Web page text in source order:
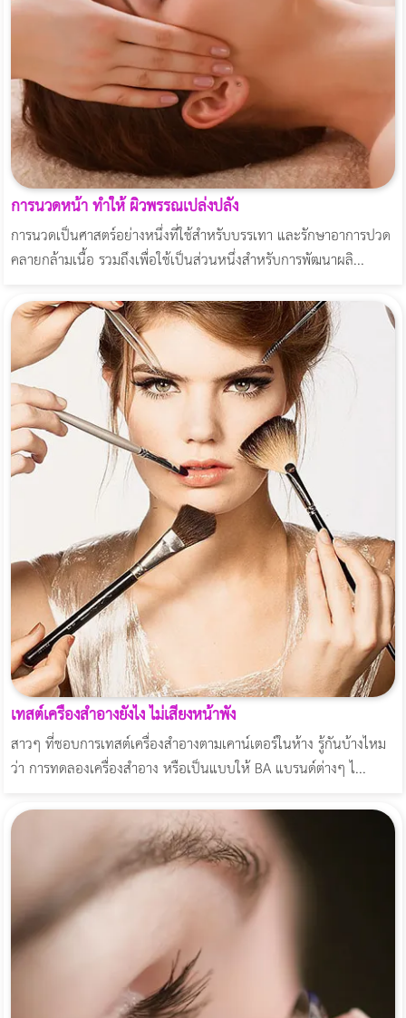
การนวดหน้า ทำให้ ผิวพรรณเปล่งปลั่ง
การนวดเป็นศาสตร์อย่างหนึ่งที่ใช้สำหรับบรรเทา และรักษาอาการปวด
คลายกล้ามเนื้อ รวมถึงเพื่อใช้เป็นส่วนหนึ่งสำหรับการพัฒนาผลิ...
เทสต์เครื่องสำอางยังไง ไม่เสี่ยงหน้าพัง
สาวๆ ที่ชอบการเทสต์เครื่องสำอางตามเคาน์เตอร์ในห้าง รู้กันบ้างไหม
ว่า การทดลองเครื่องสำอาง หรือเป็นแบบให้ BA แบรนด์ต่างๆ ไ...